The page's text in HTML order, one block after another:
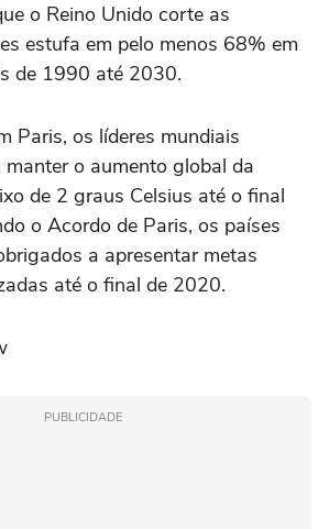
o Reino Unido corte as
estufa em pelo menos 68% em
de 1990 até 2030.
Paris, os líderes mundiais
o aumento global da
de 2 graus Celsius até o final
o Acordo de Paris, os países
a apresentar metas
até o final de 2020.
PUBLICIDADE